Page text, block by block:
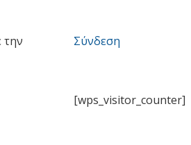
την
Σύνδεση
[wps_visitor_counter]